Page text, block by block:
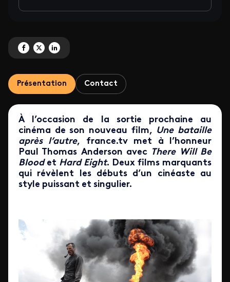
Partagez 'Paul Thomas Anderson' sur Facebook
Partagez 'Paul Thomas Anderson' sur X
Partagez 'Paul Thomas Anderson' sur LinkedIn
Présentation Contact
À l’occasion de la sortie prochaine au
cinéma de son nouveau film, Une bataille
après l’autre, france.tv met à l’honneur
Paul Thomas Anderson avec There Will Be
Bloodet Hard Eight. Deux films marquants
qui révèlent les débuts d’un cinéaste au
style puissant et singulier.